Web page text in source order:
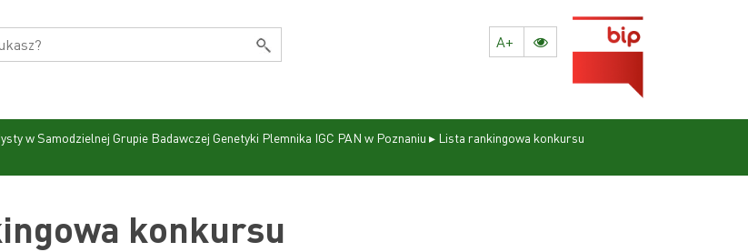
A+
w Samodzielnej Grupie Badawczej Genetyki Plemnika IGC PAN w Poznaniu ▸ Lista rankingowa konkursu
konkursu